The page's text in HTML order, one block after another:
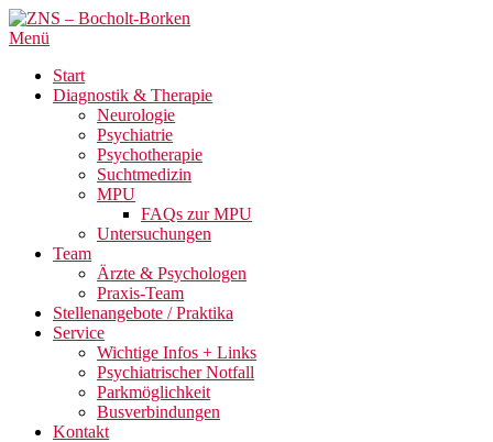
Menü
Start
Diagnostik & Therapie
Neurologie
Psychiatrie
Psychotherapie
Suchtmedizin
MPU
FAQs zur MPU
Untersuchungen
Team
Ärzte & Psychologen
Praxis-Team
Stellenangebote / Praktika
Service
Wichtige Infos + Links
Psychiatrischer Notfall
Parkmöglichkeit
Busverbindungen
Kontakt